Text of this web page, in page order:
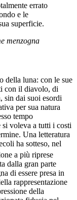
errato
e le
superficie.
menzogna
della luna: con le sue
con il diavolo, di
sin dai suoi esordi
per sua natura
tempo
voleva a tutti i costi
Una letteratura
ha sotteso, nel
a più riprese
dalla gran parte
di essere presa in
rappresentazione
della